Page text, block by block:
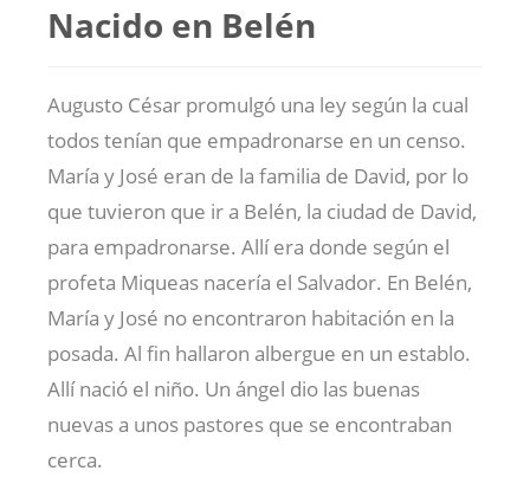
Nacido en Belén
Augusto César promulgó una ley según la cual
todos tenían que empadronarse en un censo.
María y José eran de la familia de David, por lo
que tuvieron que ir a Belén, la ciudad de David,
para empadronarse. Allí era donde según el
profeta Miqueas nacería el Salvador. En Belén,
María y José no encontraron habitación en la
posada. Al fin hallaron albergue en un establo.
Allí nació el niño. Un ángel dio las buenas
nuevas a unos pastores que se encontraban
cerca.